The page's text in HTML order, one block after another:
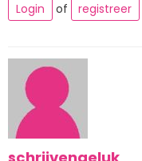
Login
of registreer